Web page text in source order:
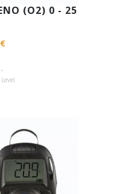
(O2) 0 - 25